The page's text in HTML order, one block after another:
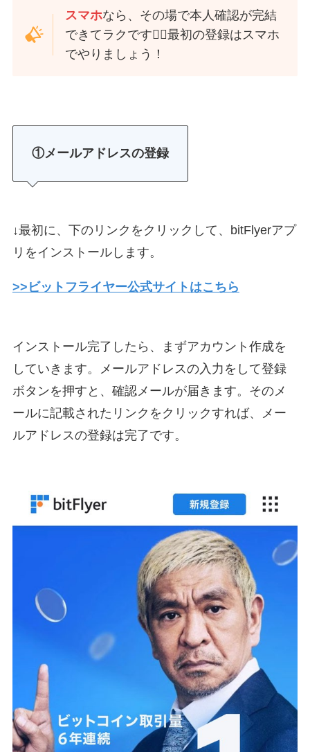
スマホなら、その場で本人確認が完結
できてラクです🙆‍♀️最初の登録はスマホ
でやりましょう！
①メールアドレスの登録
↓最初に、下のリンクをクリックして、bitFlyerアプ
リをインストールします。
>>ビットフライヤー公式サイトはこちら
インストール完了したら、まずアカウント作成を
していきます。メールアドレスの入力をして登録
ボタンを押すと、確認メールが届きます。そのメ
ールに記載されたリンクをクリックすれば、メー
ルアドレスの登録は完了です。